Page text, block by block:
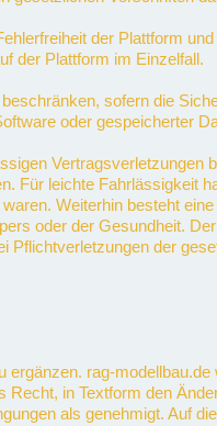
der Plattform
der Plattform im Einzelfall.
sofern die
oder gespeicherter
Vertragsverletzungen
Für leichte Fahrlässigkeit
Weiterhin besteht
oder der Gesundheit.
der
rag-
in Textform den
als genehmigt. Auf